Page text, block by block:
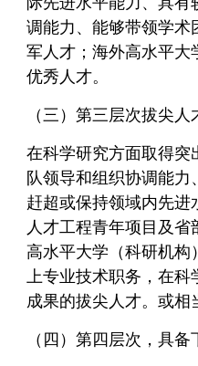
调能力、能够带领学术
军人才；海外高水平
优秀人才。
（三）第三层次拔尖人
在科学研究方面取得突
队领导和组织协调能
赶超或保持领域内先
人才工程青年项目及
高水平大学（科研机
上专业技术职务，在
成果的拔尖人才。或相
（四）第四层次，具